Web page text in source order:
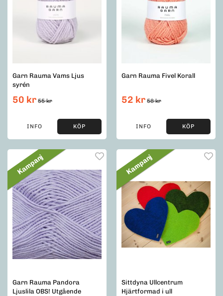
Garn Rauma Vams Ljus
syrén
50 kr 55 kr
INFO KÖP
Garn Rauma Fivel Korall
52 kr 58 kr
INFO KÖP
Kampanj
Garn Rauma Pandora
Ljuslila OBS! Utgående
Kampanj
Sittdyna Ullcentrum
Hjärtformad i ull